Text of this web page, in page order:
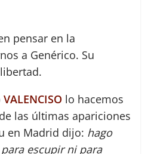
pensar en la
a Genérico. Su
VALENCISO lo hacemos
las últimas apariciones
en Madrid dijo: hago
escupir ni para